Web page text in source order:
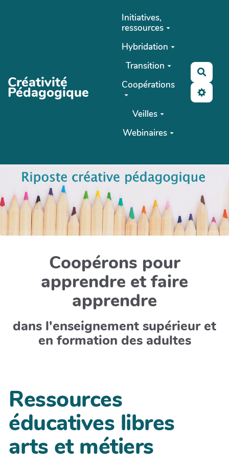
Créativité
Pédagogique
Initiatives,
ressources
Hybridation
Transition
Coopérations
Veilles
Webinaires
Coopérons pour
apprendre et faire
apprendre
dans l'enseignement supérieur et
en formation des adultes
Ressources
éducatives libres
arts et métiers